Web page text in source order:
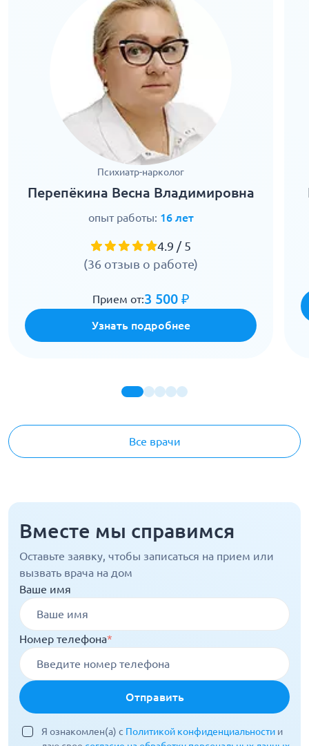
Все врачи
Психиатр-нарколог
Перепёкина Весна Владимировна
опыт работы: 16 лет
4.9 / 5
(36 отзыв о работе)
Прием от:3 500 ₽
Узнать подробнее
Вместе мы справимся
Оставьте заявку, чтобы записаться на прием или
вызвать врача на дом
Ваше имя
Номер телефона*
Отправить
Я ознакомлен(а) с Политикой конфиденциальности и